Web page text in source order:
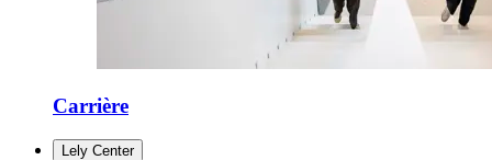
Carrière
Lely Center